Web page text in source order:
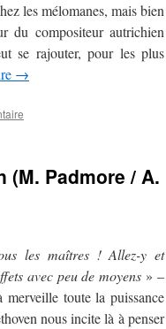
les mélomanes, mais bien
du compositeur autrichien
se rajouter, pour les plus
→
(M. Padmore / A.
les maîtres ! Allez-y et
avec peu de moyens» –
toute la puissance
nous incite là à penser